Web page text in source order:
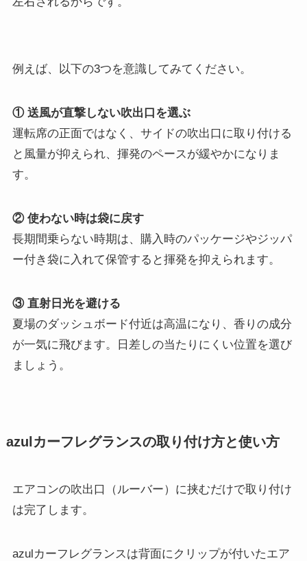
例えば、以下の3つを意識してみてください。
① 送風が直撃しない吹出口を選ぶ
運転席の正面ではなく、サイドの吹出口に取り付ける
と風量が抑えられ、揮発のペースが緩やかになりま
す。
② 使わない時は袋に戻す
長期間乗らない時期は、購入時のパッケージやジッパ
ー付き袋に入れて保管すると揮発を抑えられます。
③ 直射日光を避ける
夏場のダッシュボード付近は高温になり、香りの成分
が一気に飛びます。日差しの当たりにくい位置を選び
ましょう。
azulカーフレグランスの取り付け方と使い方
エアコンの吹出口（ルーバー）に挟むだけで取り付け
は完了します。
azulカーフレグランスは背面にクリップが付いたエア